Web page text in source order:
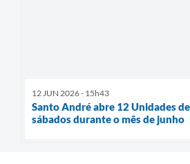
12 JUN 2026 - 15h43
Santo André abre 12 Unidades
sábados durante o mês de junho